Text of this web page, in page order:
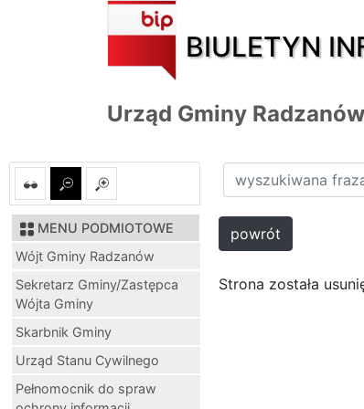
BIULETYN
Urząd Gminy Radzanów
MENU PODMIOTOWE
Wójt Gminy Radzanów
Sekretarz Gminy/Zastępca
Wójta Gminy
Skarbnik Gminy
Urząd Stanu Cywilnego
Pełnomocnik do spraw
powrót
Strona została